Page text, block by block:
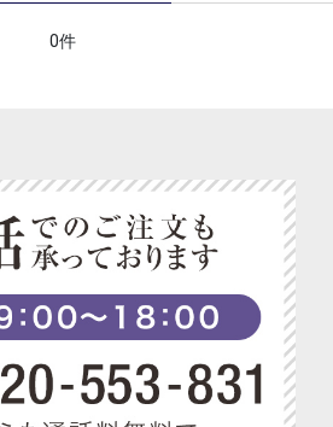
0件